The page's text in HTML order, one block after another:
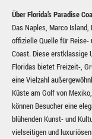
Über Florida’s Paradise
Das Naples, Marco
offizielle Quelle für Reise-
Coast. Diese erstklassige
Floridas bietet Freizeit-,
eine Vielzahl
Küste am Golf von
können Besucher eine
blühenden Kunst- und
vielseitigen und